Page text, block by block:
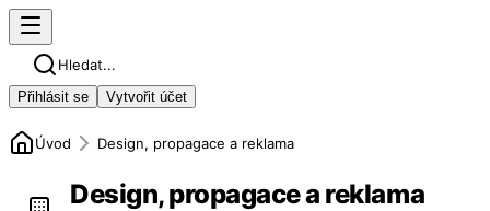
Hledat...
Přihlásit se Vytvořit účet
Úvod Design, propagace a reklama
Design, propagace a reklama